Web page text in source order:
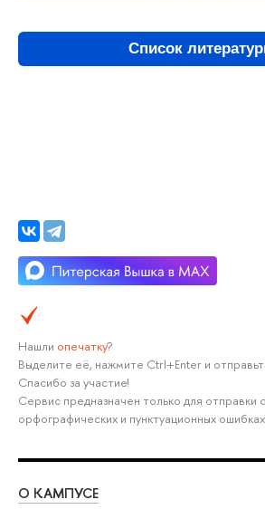
Список
Нашли опечатку?
Выделите её, нажмите Ctrl+Enter и
Спасибо за участие!
Сервис предназначен только для отправки
орфографических и пунктуационных
О КАМПУСЕ